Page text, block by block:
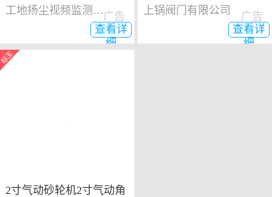
工地扬尘视频监测系统
查看详
细
广告
上锅阀门有限公司
查看详
细
广告
2寸气动砂轮机2寸气动角